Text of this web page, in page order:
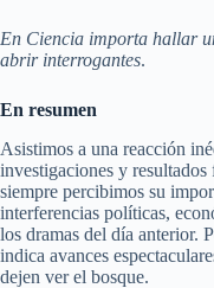
En Ciencia importa hallar
abrir interrogantes.
En resumen
Asistimos a una reacción
investigaciones y
siempre percibimos su
interferencias políticas,
los dramas del día anterior.
indica avances
dejen ver el bosque.